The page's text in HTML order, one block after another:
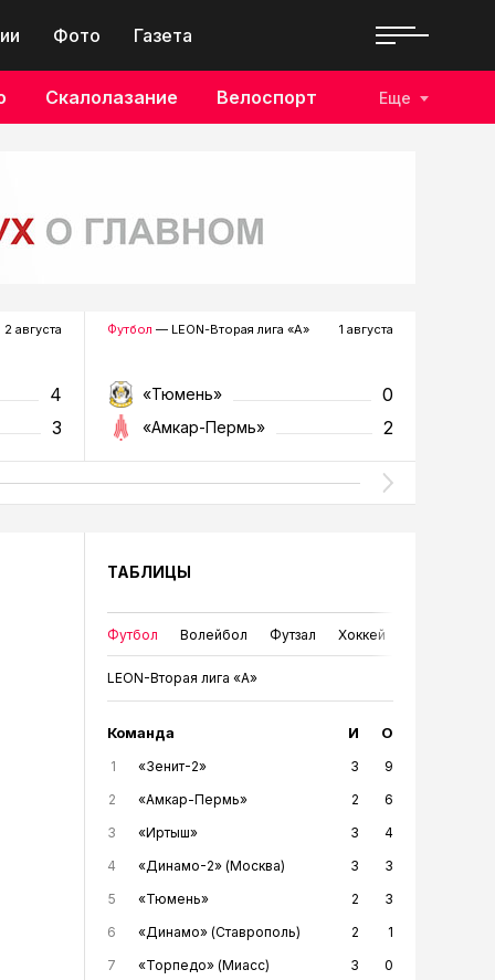
Фото Газета
Скалолазание Велоспорт Еще
2 августа
4
3
Футбол — LEON-Вторая лига «А» 1 августа
«Тюмень» 0
«Амкар-Пермь» 2
ТАБЛИЦЫ
Футбол Волейбол Футзал Хоккей
LEON-Вторая лига «А»
Команда И О
1 «Зенит-2» 3
9
2
«Амкар-Пермь» 2
6
3
«Иртыш» 3
4
4
«Динамо-2» (Москва) 3
3
5
«Тюмень» 2
3
6
«Динамо» (Ставрополь) 2
1
7
«Торпедо» (Миасс) 3 0